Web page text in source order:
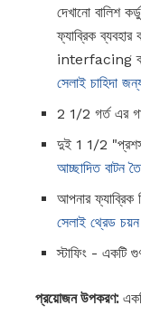
দেখানো বালিশ
ফ্যাব্রিক
interfacing
সেলাই চাহিদা
2 1/2 গর্ত এর
দুই 1 1/2
আচ্ছাদিত বাটন
আপনার ফ্যাব্রিক
সেলাই থ্রেড
স্টাফিং - একটি
প্রয়োজন উপকরণ: